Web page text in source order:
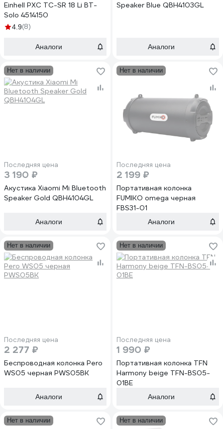
Einhell PXC TC-SR 18 Li BT-
Solo 4514150
4.9(8)
Аналоги
Speaker Blue QBH4103GL
Аналоги
Нет в наличии
Последняя цена
3 190 ₽
Акустика Xiaomi Mi Bluetooth
Speaker Gold QBH4104GL
Аналоги
Нет в наличии
Последняя цена
2 199 ₽
Портативная колонка
FUMIKO omega черная
FBS31-01
Аналоги
Нет в наличии
Последняя цена
2 277 ₽
Беспроводная колонка Pero
WS05 черная PWS05BK
Аналоги
Нет в наличии
Последняя цена
1 990 ₽
Портативная колонка TFN
Harmony beige TFN-BS05-
01BE
Аналоги
Нет в наличии Нет в наличии